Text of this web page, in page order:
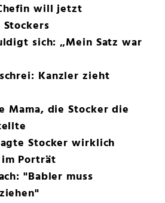
will jetzt
sich: „Mein Satz war
Kanzler zieht
Mama, die Stocker die
Stocker wirklich
im Porträt
"Babler muss